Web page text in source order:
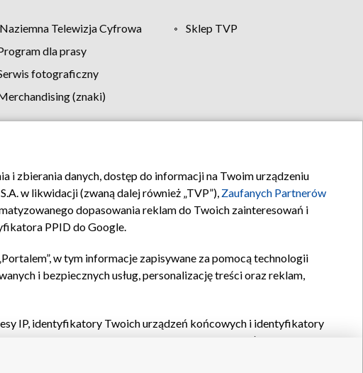
Naziemna Telewizja Cyfrowa
Sklep TVP
dla prasy
fotograficzny
(znaki)
Biuro reklamy Kontakt
i zbierania danych, dostęp do informacji na Twoim urządzeniu
w likwidacji (zwaną dalej również „TVP”), Zaufanych Partnerów
dopasowania reklam do Twoich zainteresowań i
PPID do Google.
w tym informacje zapisywane za pomocą technologii
i bezpiecznych usług, personalizację treści oraz reklam,
IP, identyfikatory Twoich urządzeń końcowych i identyfikatory
oraz pozostałych
wyboru podstawowych reklam, wyboru spersonalizowanych